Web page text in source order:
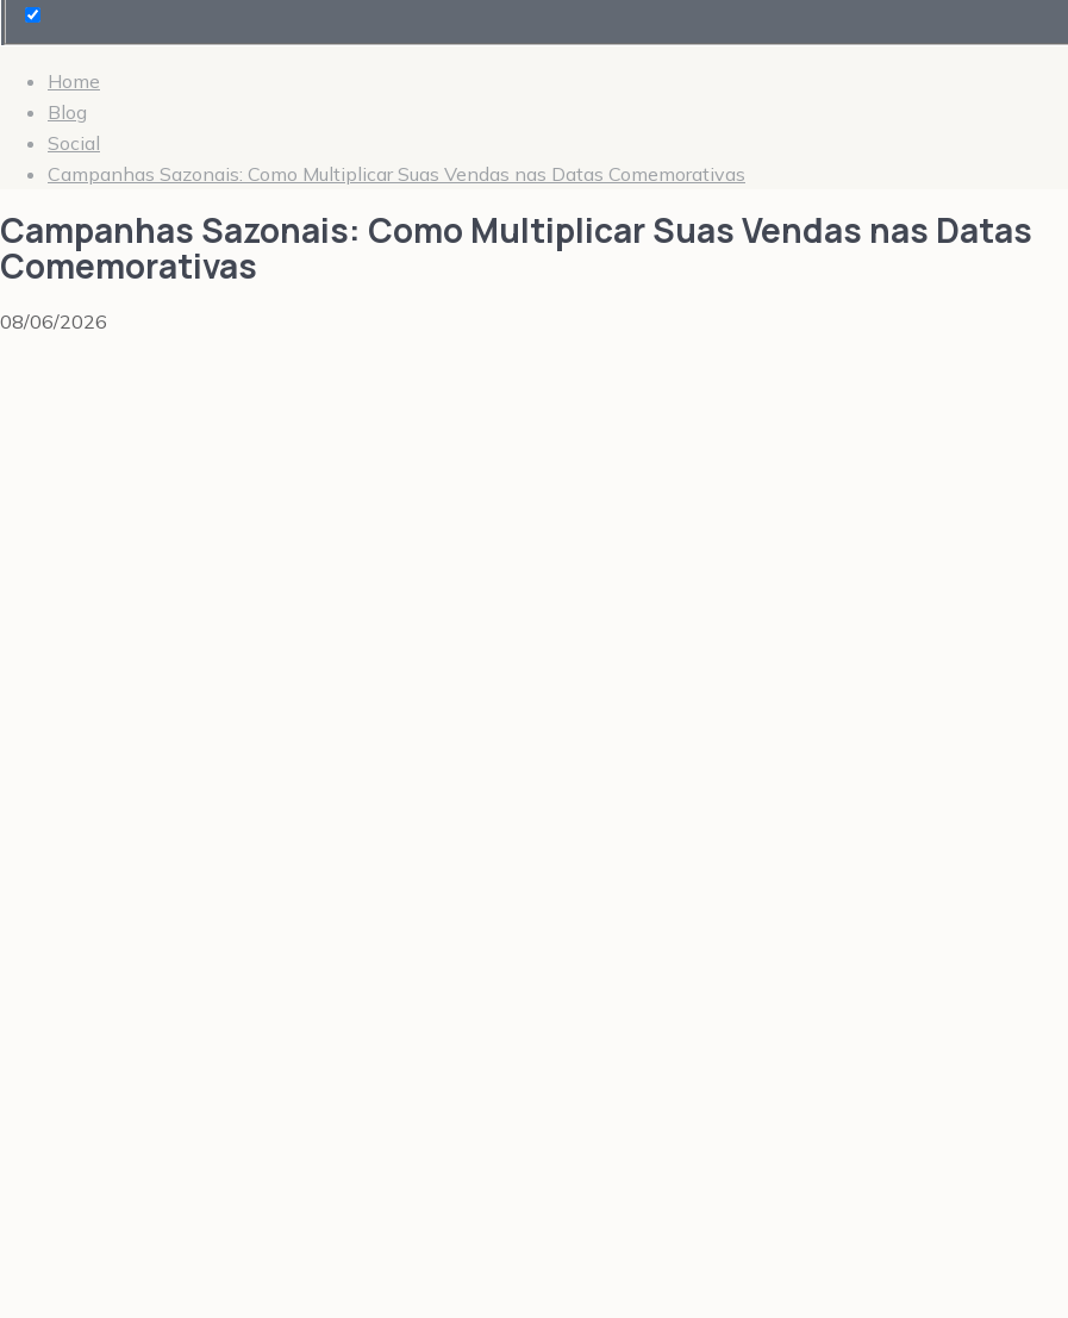
Home
Blog
Social
Campanhas Sazonais: Como Multiplicar Suas Vendas nas Datas Comemorativas
Campanhas Sazonais: Como Multiplicar Suas Vendas nas Datas
Comemorativas
08/06/2026